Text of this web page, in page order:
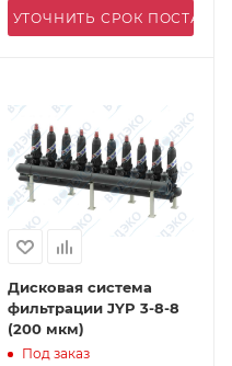
УТОЧНИТЬ СРОК
Дисковая система
фильтрации JYP 3-8-8
(200 мкм)
Под заказ